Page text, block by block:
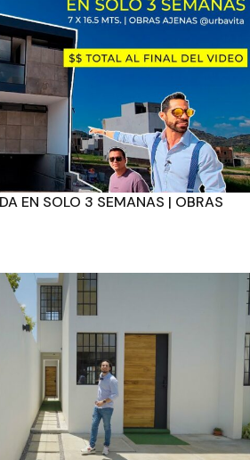
EN SOLO 3 SEMANAS | OBRAS
Estado
Baños